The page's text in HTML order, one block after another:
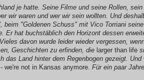
je hatte. Seine Filme und seine Rollen,
wir waren und wer wir sein wollten. Und
beim "Goldenen Schuss" mit Vico Torriani
Er hat buchstäblich den Horizont dessen
davon wurde leider wieder vergessen,
Geschichten zu erfinden, die larger than life
das Land hinter dem Regenbogen gezeigt.
we're not in Kansas anymore . Für ein paar